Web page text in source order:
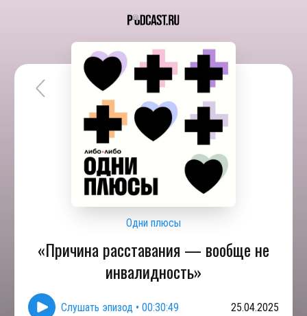
Одни плюсы
«Причина расставания — вообще не
инвалидность»
Слушать эпизод • 00:30:49 25.04.2025